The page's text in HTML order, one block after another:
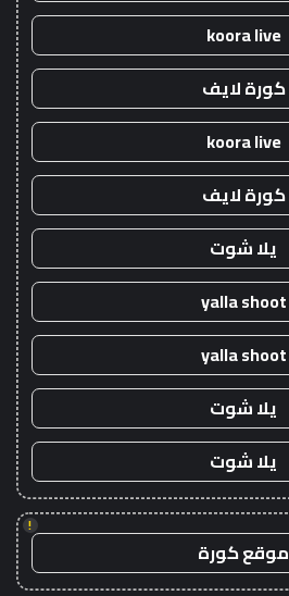
koora live
كورة لايف
koora live
كورة لايف
يلا شوت
yalla shoot
yalla shoot
يلا شوت
يلا شوت
!
موقع كورة